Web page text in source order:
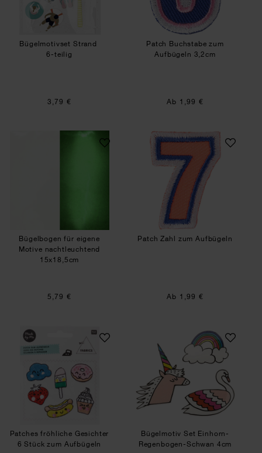
Bügelmotivset Strand
6-teilig
3,79 €
Patch Buchstabe zum
Aufbügeln 3,2cm
Ab 1,99 €
Bügelbogen für eigene Motive nachtleuchtend
Bügelbogen für eigene
Motive nachtleuchtend
15x18,5cm
5,79 €
Patch Zahl zum
Patch Zahl zum Aufbügeln
Ab 1,99 €
Patches fröhliche Gesichter 6 Stück zum
Patches fröhliche Gesichter
6 Stück zum Aufbügeln
Bügelmotiv Set
Bügelmotiv Set Einhorn-
Regenbogen-Schwan 4cm